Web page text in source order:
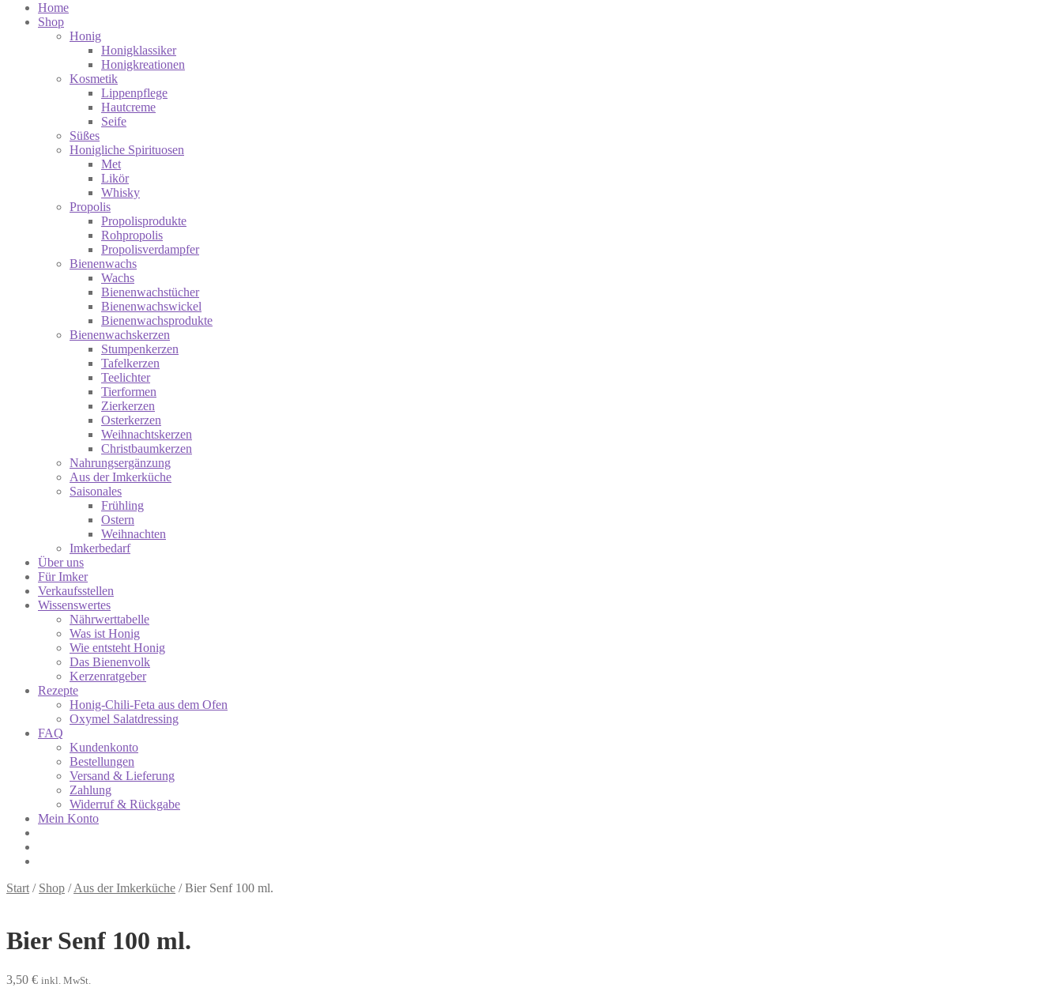
Home
Shop
Honig
Honigklassiker
Honigkreationen
Kosmetik
Lippenpflege
Hautcreme
Seife
Süßes
Honigliche Spirituosen
Met
Likör
Whisky
Propolis
Propolisprodukte
Rohpropolis
Propolisverdampfer
Bienenwachs
Wachs
Bienenwachstücher
Bienenwachswickel
Bienenwachsprodukte
Bienenwachskerzen
Stumpenkerzen
Tafelkerzen
Teelichter
Tierformen
Zierkerzen
Osterkerzen
Weihnachtskerzen
Christbaumkerzen
Nahrungsergänzung
Aus der Imkerküche
Saisonales
Frühling
Ostern
Weihnachten
Imkerbedarf
Über uns
Für Imker
Verkaufsstellen
Wissenswertes
Nährwerttabelle
Was ist Honig
Wie entsteht Honig
Das Bienenvolk
Kerzenratgeber
Rezepte
Honig-Chili-Feta aus dem Ofen
Oxymel Salatdressing
FAQ
Kundenkonto
Bestellungen
Versand & Lieferung
Zahlung
Widerruf & Rückgabe
Mein Konto
Start / Shop /Aus der Imkerküche /Bier Senf 100 ml.
Bier Senf 100 ml.
3,50 € inkl. MwSt.